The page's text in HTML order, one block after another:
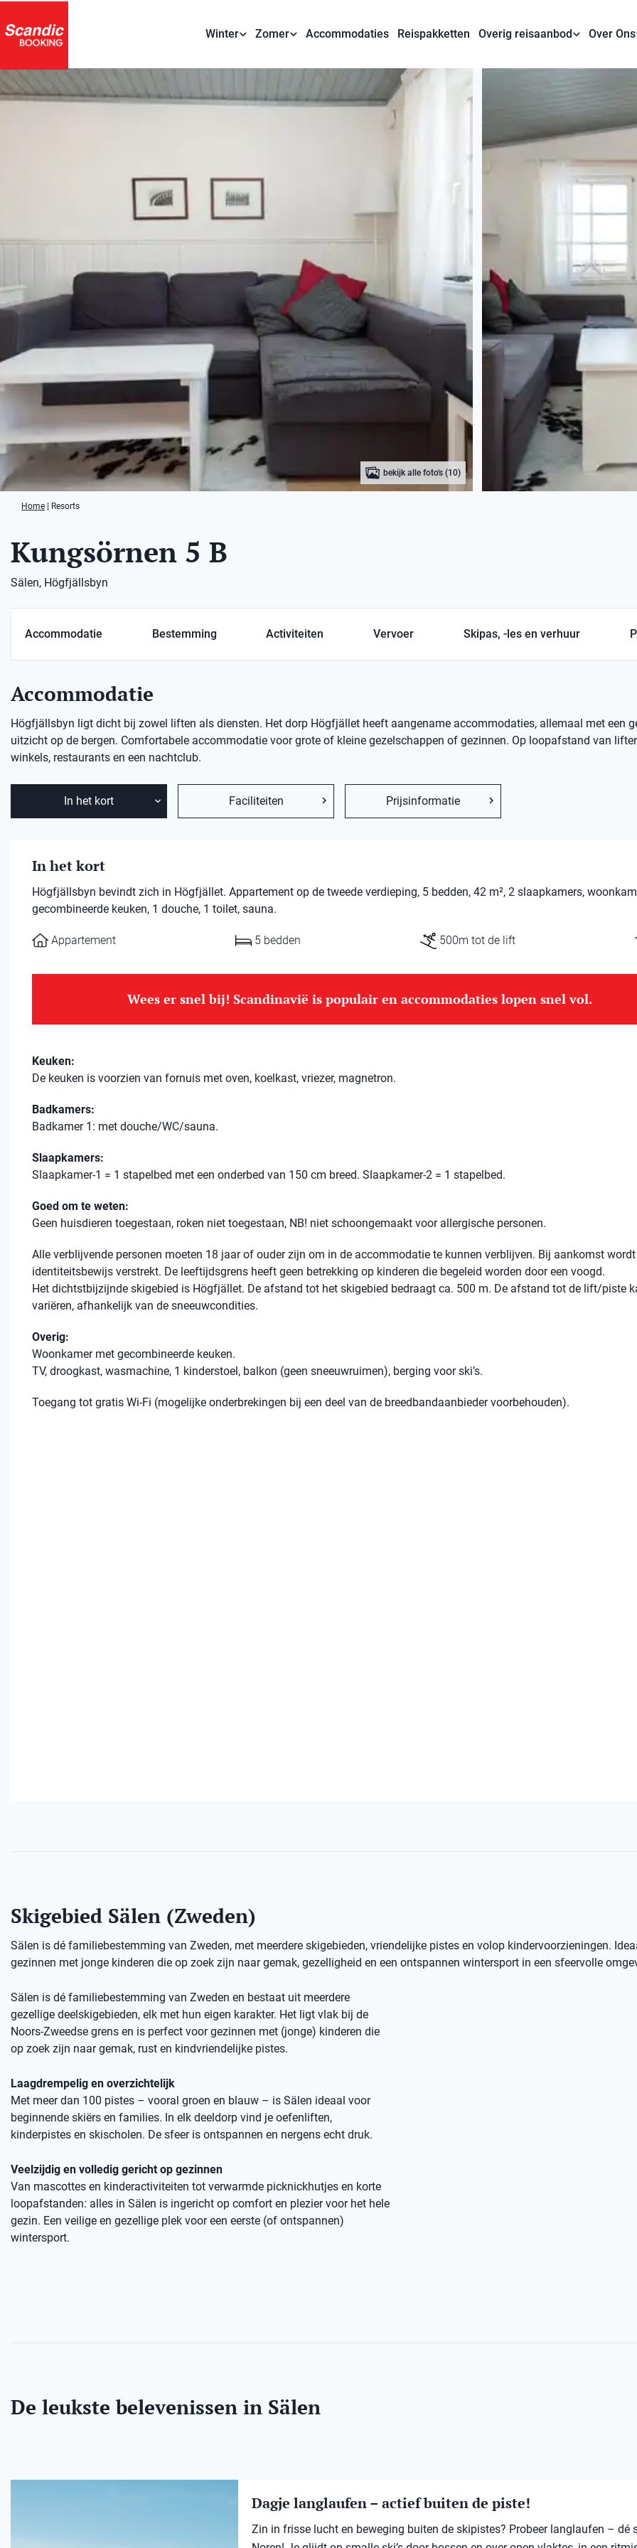
Winter Zomer Accommodaties Reispakketten Overig reisaanbod Over Ons
bekijk alle foto's (10)
Home Resorts
Kungsörnen 5 B
Sälen, Högfjällsbyn
Accommodatie Bestemming Activiteiten Vervoer Skipas, -les en verhuur
Accommodatie
Högfjällsbyn ligt dicht bij zowel liften als diensten. Het dorp Högfjället heeft aangename accommodaties, allemaal met een
uitzicht op de bergen. Comfortabele accommodatie voor grote of kleine gezelschappen of gezinnen. Op loopafstand van
winkels, restaurants en een nachtclub.
In het kort Faciliteiten Prijsinformatie
In het kort
Högfjällsbyn bevindt zich in Högfjället. Appartement op de tweede verdieping, 5 bedden, 42 m², 2 slaapkamers,
gecombineerde keuken, 1 douche, 1 toilet, sauna.
Appartement 5 bedden 500m tot de lift
Wees er snel bij! Scandinavië is populair en accommodaties lopen snel vol.
Keuken:
De keuken is voorzien van fornuis met oven, koelkast, vriezer, magnetron.
Badkamers:
Badkamer 1: met douche/WC/sauna.
Slaapkamers:
Slaapkamer-1 = 1 stapelbed met een onderbed van 150 cm breed. Slaapkamer-2 = 1 stapelbed.
Goed om te weten:
Geen huisdieren toegestaan, roken niet toegestaan, NB! niet schoongemaakt voor allergische personen.
Alle verblijvende personen moeten 18 jaar of ouder zijn om in de accommodatie te kunnen verblijven. Bij aankomst wordt
identiteitsbewijs verstrekt. De leeftijdsgrens heeft geen betrekking op kinderen die begeleid worden door een voogd.
Het dichtstbijzijnde skigebied is Högfjället. De afstand tot het skigebied bedraagt ​​ca. 500 m. De afstand tot de lift/piste
variëren, afhankelijk van de sneeuwcondities.
Overig:
Woonkamer met gecombineerde keuken.
TV, droogkast, wasmachine, 1 kinderstoel, balkon (geen sneeuwruimen), berging voor ski’s.
Toegang tot gratis Wi-Fi (mogelijke onderbrekingen bij een deel van de breedbandaanbieder voorbehouden).
Skigebied Sälen (Zweden)
Sälen is dé familiebestemming van Zweden, met meerdere skigebieden, vriendelijke pistes en volop kindervoorzieningen.
gezinnen met jonge kinderen die op zoek zijn naar gemak, gezelligheid en een ontspannen wintersport in een sfeervolle
Sälen is dé familiebestemming van Zweden en bestaat uit meerdere
gezellige deelskigebieden, elk met hun eigen karakter. Het ligt vlak bij de
Noors-Zweedse grens en is perfect voor gezinnen met (jonge) kinderen die
op zoek zijn naar gemak, rust en kindvriendelijke pistes.
Laagdrempelig en overzichtelijk
Met meer dan 100 pistes – vooral groen en blauw – is Sälen ideaal voor
beginnende skiërs en families. In elk deeldorp vind je oefenliften,
kinderpistes en skischolen. De sfeer is ontspannen en nergens echt druk.
Veelzijdig en volledig gericht op gezinnen
Van mascottes en kinderactiviteiten tot verwarmde picknickhutjes en korte
loopafstanden: alles in Sälen is ingericht op comfort en plezier voor het hele
gezin. Een veilige en gezellige plek voor een eerste (of ontspannen)
wintersport.
De leukste belevenissen in Sälen
Dagje langlaufen – actief buiten de piste!
Zin in frisse lucht en beweging buiten de skipistes? Probeer langlaufen – dé